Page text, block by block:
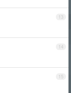
13
14
15